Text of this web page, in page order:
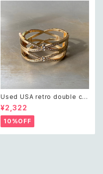
Used USA retro double cro
ss crystal bijou bangle レト
ロ アメリカ ユーズド アクセサリ
ー ゴールド ダブル クロス ビジ
ュー バングル
¥2,322
10%OFF